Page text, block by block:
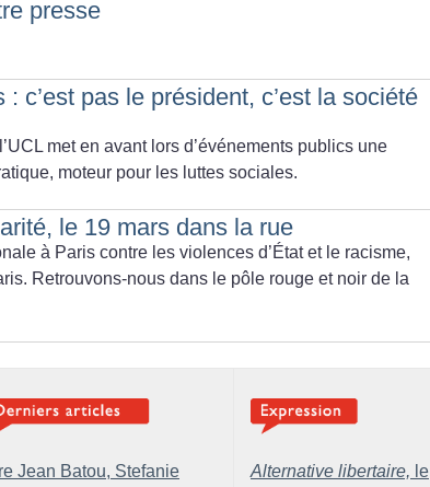
presse
c’est pas le président, c’est la société
met en avant lors d’événements publics une
moteur pour les luttes sociales.
le 19 mars dans la rue
à Paris contre les violences d’État et le racisme,
Retrouvons-nous dans le pôle rouge et noir de la
Jean Batou, Stefanie
Alternative libertaire, le